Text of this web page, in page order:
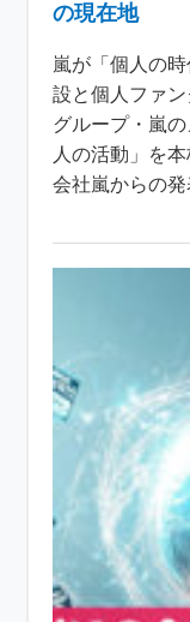
の現在地
嵐が「個人の
設と個人ファ
グループ・嵐
人の活動」を
会社嵐からの